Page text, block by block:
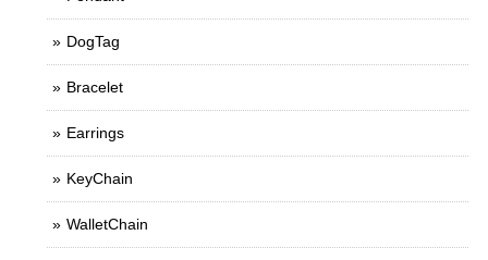
DogTag
Bracelet
Earrings
KeyChain
WalletChain